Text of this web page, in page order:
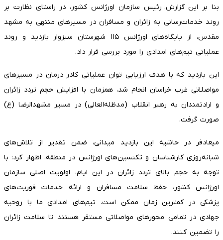
بنا بر این گزارش، رئیس سازمان اورژانس کشور، در راستای نظارت بر
روند خدمات‌رسانی به زائران و مسافران در مسیرهای منتهی به مشهد
مقدس، از پایگاه‌های اورژانس ۱۱۵ شهرستان سبزوار بازدید و روند
عملیاتی تیم‌های امدادی را مورد بررسی قرار داد.
این بازدید که با هدف ارزیابی توان عملیاتی کادر درمان در مسیرهای
مواصلاتی غرب خراسان انجام شد، همزمان با افزایش حجم تردد زائران
و ارادتمندان به رهبر انقلاب (مدظله‌العالی) در مسیر مشهدالرضا (ع)
صورت گرفت.
میعادفر در حاشیه این بازدید میدانی، ضمن تقدیر از تلاش‌های
شبانه‌روزی کارشناسان و تکنسین‌های اورژانس در منطقه، اظهار کرد: با
توجه به حجم بالای تردد زائران در این ایام، اولویت اصلی سازمان
اورژانس کشور، حفظ سلامت مسافران و ارائه خدمات فوریت‌های
پزشکی در کمترین زمان ممکن است. تیم‌های امدادی ما با روحیه
جهادی در تمامی محورهای مواصلاتی مستقر هستند تا سلامت زائران
را تضمین کنند.